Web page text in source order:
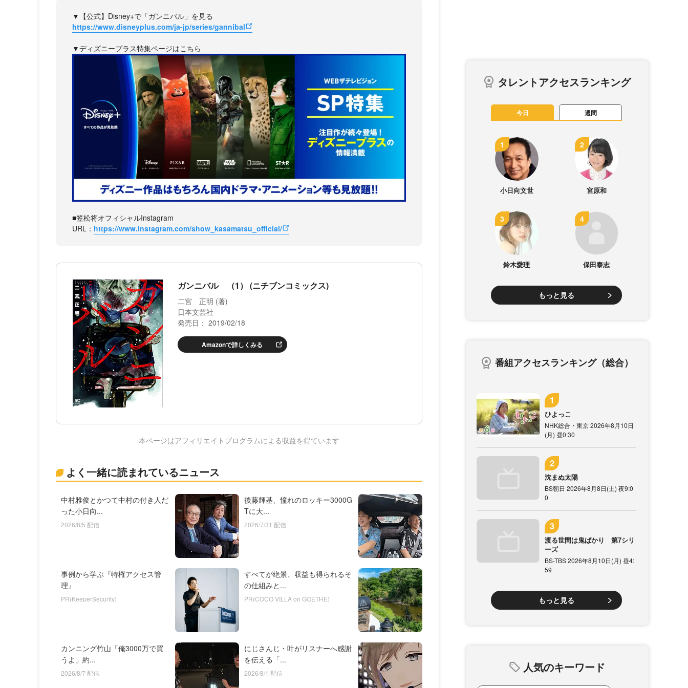
▼【公式】Disney+で「ガンニバル」を見る
https://www.disneyplus.com/ja-jp/series/gannibal
▼ディズニープラス特集ページはこちら
■笠松将オフィシャルInstagram
URL： https://www.instagram.com/show_kasamatsu_official/
ガンニバル （1） (ニチブンコミックス)
二宮 正明 (著)
日本文芸社
発売日： 2019/02/18
Amazonで詳しくみる
本ページはアフィリエイトプログラムによる収益を得ています
よく一緒に読まれているニュース
中村雅俊とかつて中村の付き人だ
った小日向...
2026/8/5 配信
後藤輝基、憧れのロッキー3000G
Tに大...
2026/7/31 配信
事例から学ぶ『特権アクセス管
理』
PR(KeeperSecurity)
すべてが絶景、収益も得られるそ
の仕組みと...
PR(COCO VILLA on GOETHE)
カンニング竹山「俺3000万で買
うよ」約...
2026/8/7 配信
にじさんじ・叶がリスナーへ感謝
を伝える「...
2026/8/1 配信
タレントアクセスランキング
今日 週間
小日向文世 宮原和
鈴木愛理 保田泰志
もっと見る
番組アクセスランキング（総合）
ひよっこ
NHK総合・東京 2026年8月10日
(月) 昼0:30
沈まぬ太陽
BS朝日 2026年8月8日(土) 夜9:0
0
渡る世間は鬼ばかり 第7シリ
ーズ
BS-TBS 2026年8月10日(月) 昼4:
59
もっと見る
人気のキーワード